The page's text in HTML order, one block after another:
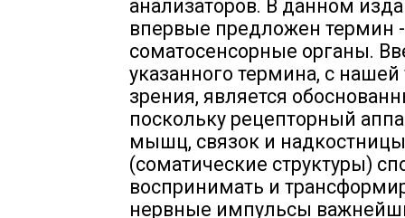
анализаторов. В данном
впервые предложен термин -
соматосенсорные органы.
указанного термина, с нашей
зрения, является
поскольку рецепторный
мышц, связок и надкостницы
(соматические структуры)
воспринимать и
нервные импульсы